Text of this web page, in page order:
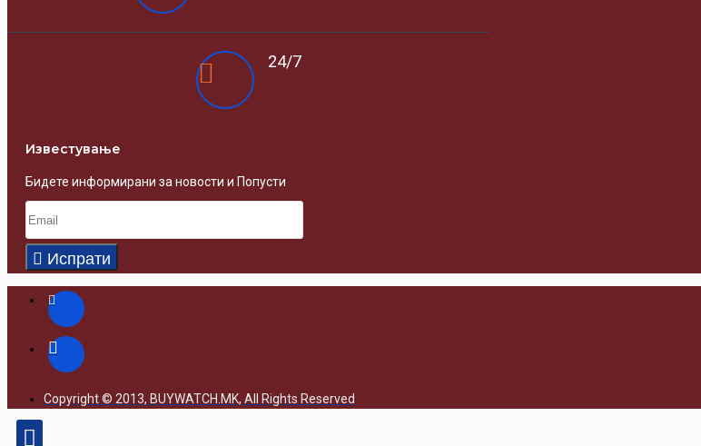
24/7
Известувањe
Бидете информирани за новости и Попусти
Испрати
Copyright © 2013, BUYWATCH.MK, All Rights Reserved